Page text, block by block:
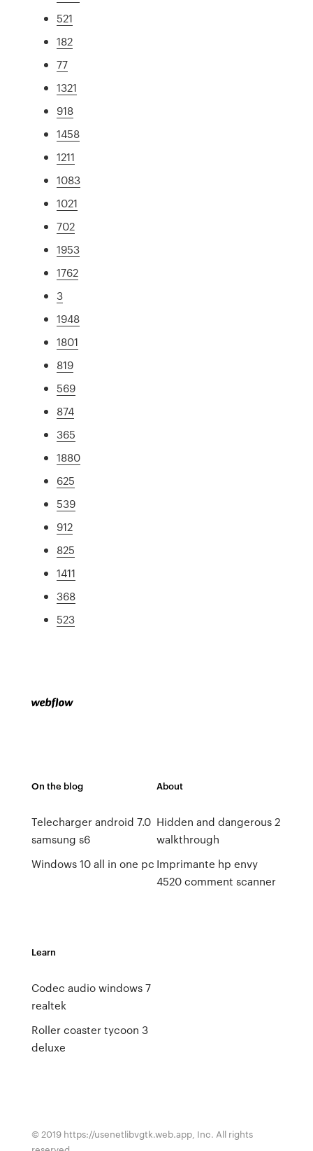
521
182
77
1321
918
1458
1211
1083
1021
702
1953
1762
3
1948
1801
819
569
874
365
1880
625
539
912
825
1411
368
523
On the blog
Telecharger android 7.0
samsung s6
Windows 10 all in one pc
About
Hidden and dangerous 2
walkthrough
Imprimante hp envy
4520 comment scanner
Learn
Codec audio windows 7
realtek
Roller coaster tycoon 3
deluxe
© 2019 https://usenetlibvgtk.web.app, Inc. All rights